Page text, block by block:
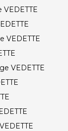
VEDETTE
VEDETTE